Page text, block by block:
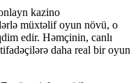
kazino
müxtəlif oyun növü, o
edir. Həmçinin, canlı
daha real bir oyun